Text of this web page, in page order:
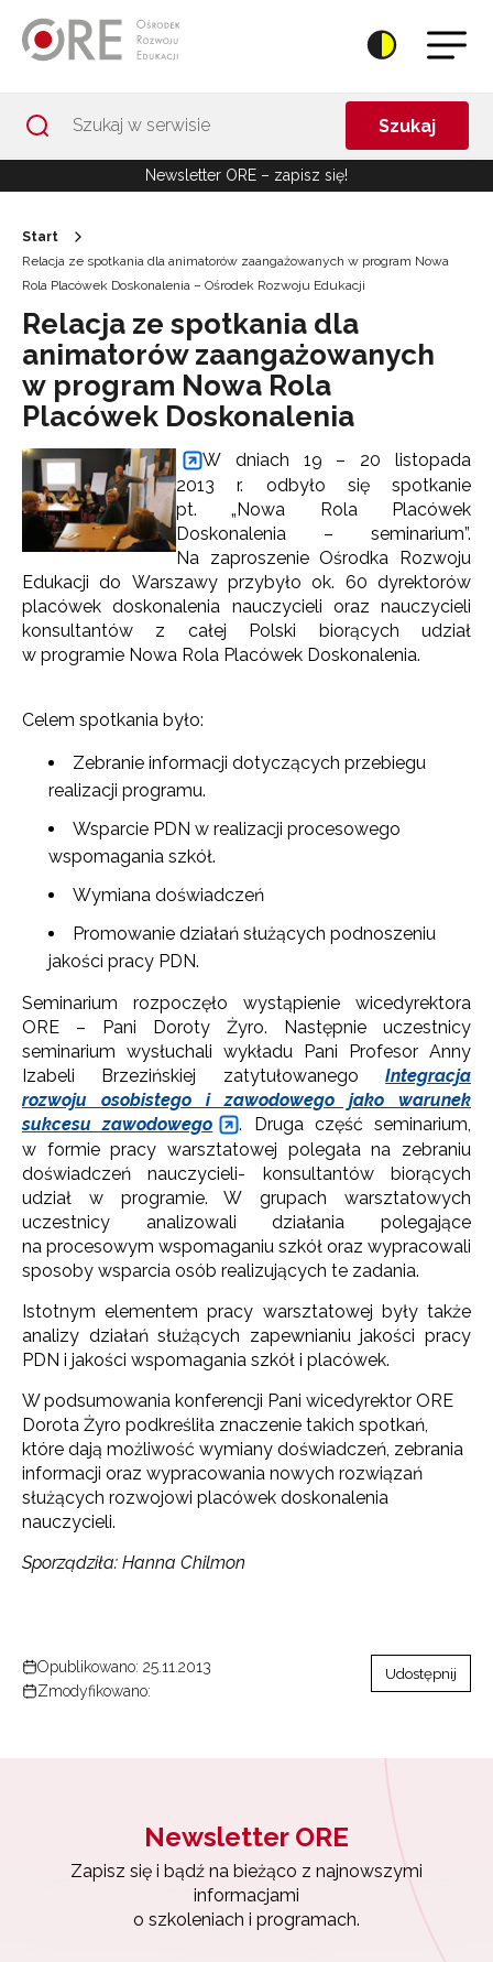
Szukaj
Newsletter ORE – zapisz się!
Start
Relacja ze spotkania dla animatorów zaangażowanych w program Nowa
Rola Placówek Doskonalenia – Ośrodek Rozwoju Edukacji
Relacja ze spotkania dla
animatorów zaangażowanych
w program Nowa Rola
Placówek Doskonalenia
W dniach 19 – 20 listopada
2013 r. odbyło się spotkanie
pt. „Nowa Rola Placówek
Doskonalenia – seminarium”.
Na zaproszenie Ośrodka Rozwoju
Edukacji do Warszawy przybyło ok. 60 dyrektorów
placówek doskonalenia nauczycieli oraz nauczycieli
konsultantów z całej Polski biorących udział
w programie Nowa Rola Placówek Doskonalenia.
Celem spotkania było:
Zebranie informacji dotyczących przebiegu
realizacji programu.
Wsparcie PDN w realizacji procesowego
wspomagania szkół.
Wymiana doświadczeń
Promowanie działań służących podnoszeniu
jakości pracy PDN.
Seminarium rozpoczęło wystąpienie wicedyrektora
ORE – Pani Doroty Żyro. Następnie uczestnicy
seminarium wysłuchali wykładu Pani Profesor Anny
Izabeli Brzezińskiej zatytułowanego Integracja
rozwoju osobistego i zawodowego jako warunek
sukcesu zawodowego
. Druga część seminarium,
w formie pracy warsztatowej polegała na zebraniu
doświadczeń nauczycieli- konsultantów biorących
udział w programie. W grupach warsztatowych
uczestnicy analizowali działania polegające
na procesowym wspomaganiu szkół oraz wypracowali
sposoby wsparcia osób realizujących te zadania.
Istotnym elementem pracy warsztatowej były także
analizy działań służących zapewnianiu jakości pracy
PDN i jakości wspomagania szkół i placówek.
W podsumowania konferencji Pani wicedyrektor ORE
Dorota Żyro podkreśliła znaczenie takich spotkań,
które dają możliwość wymiany doświadczeń, zebrania
informacji oraz wypracowania nowych rozwiązań
służących rozwojowi placówek doskonalenia
nauczycieli.
Sporządziła: Hanna Chilmon
Opublikowano: 25.11.2013
Zmodyfikowano:
Udostępnij
Newsletter ORE
Zapisz się i bądź na bieżąco z najnowszymi
informacjami
o szkoleniach i programach.